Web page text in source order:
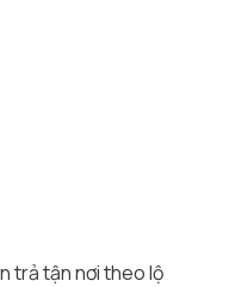
trả tận nơi theo lộ